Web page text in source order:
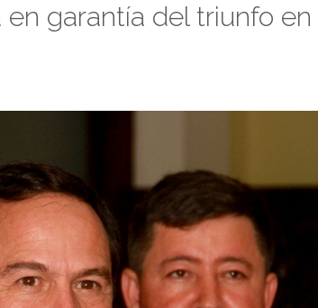
en garantía del triunfo en